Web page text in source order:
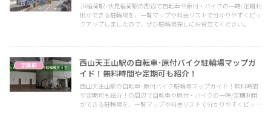
JR稲荷駅･伏見稲荷駅の周辺で自転車や原付・バイクの一時/定期利
用ができる駐輪場を、一覧マップや料金リストで分かりやすくピッ
クアップしましたので、ぜひ駐輪場探しにお役立てください。
京都府
西山天王山駅の自転車･原付バイク駐輪場マップガ
イド！無料時間や定期可も紹介！
西山天王山駅の自転車･原付バイク駐輪場マップガイド！無料時間
や定期可も紹介！の周辺で自転車や原付・バイクの一時/定期利用
ができる駐輪場を、一覧マップや料金リストで分かりやすくピック